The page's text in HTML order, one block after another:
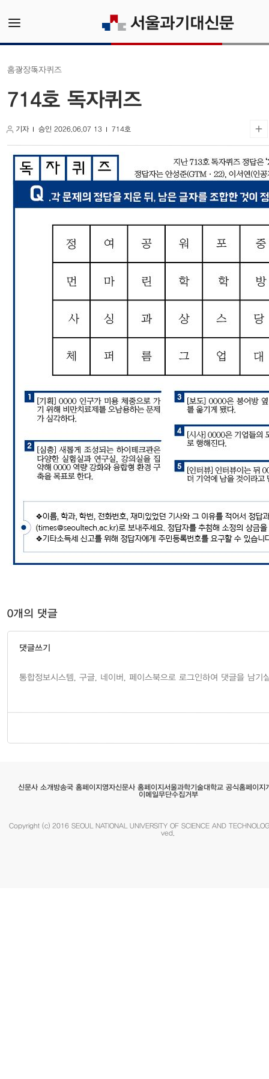
홈광장독자퀴즈
714호 독자퀴즈
기자 승인 2026.06.07 13 714호
0개의 댓글
댓글쓰기
신문사 소개방송국 홈페이지영자신문사 홈페이지서울과학기술대학교 공식홈페이지
이메일무단수집거부
Copyright (c) 2016 SEOUL NATIONAL UNIVERSITY OF SCIENCE AND
ved.